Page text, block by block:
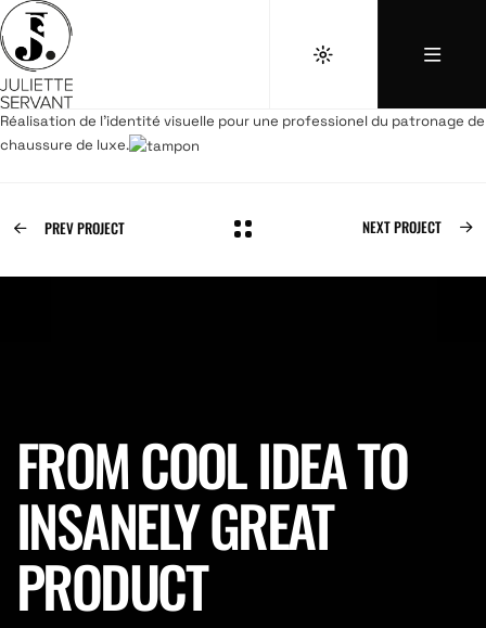
Réalisation de l’identité visuelle pour une professionel du patronage de
chaussure de luxe.
PREV PROJECT NEXT PROJECT
FROM COOL IDEA TO
INSANELY GREAT
PRODUCT